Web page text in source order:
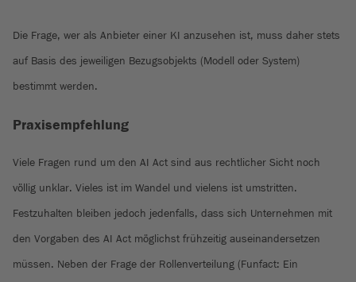
Die Frage, wer als Anbieter einer KI anzusehen ist, muss daher stets
auf Basis des jeweiligen Bezugsobjekts (Modell oder System)
bestimmt werden.
Praxisempfehlung
Viele Fragen rund um den AI Act sind aus rechtlicher Sicht noch
völlig unklar. Vieles ist im Wandel und vielens ist umstritten.
Festzuhalten bleiben jedoch jedenfalls, dass sich Unternehmen mit
den Vorgaben des AI Act möglichst frühzeitig auseinandersetzen
müssen. Neben der Frage der Rollenverteilung (Funfact: Ein